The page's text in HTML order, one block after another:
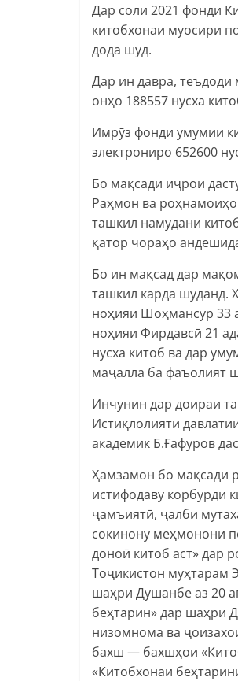
Дар соли 2021 фонди
китобхонаи муосири
дода шуд.
Дар ин давра, теъдоди
онҳо 188557 нусха
Имрӯз фонди умумии
электрониро 652600
Бо мақсади иҷрои
Раҳмон ва
ташкил намудани
қатор чораҳо
Бо ин мақсад дар
ташкил карда шуданд.
ноҳияи Шоҳмансур 33
ноҳияи Фирдавсӣ 21
нусха китоб ва дар
маҷалла ба фаъолият
Инчунин дар доираи
Истиқлолияти
академик Б.Ғафуров
Ҳамзамон бо мақсади
истифодаву корбурди
ҷамъиятӣ, ҷалби
сокинону меҳмонони
доноӣ китоб аст» дар
Тоҷикистон муҳтарам
шаҳри Душанбе аз 20
беҳтарин» дар шаҳри
низомнома ва
бахш — бахшҳои
«Китобхонаи